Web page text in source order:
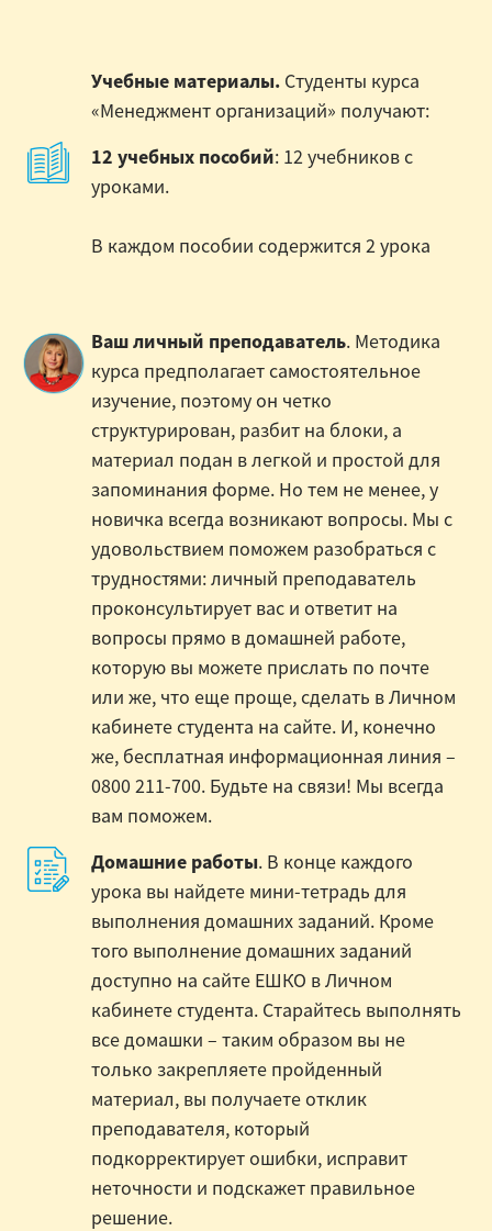
Учебные материалы. Студенты курса
«Менеджмент организаций» получают:
12 учебных пособий: 12 учебников с
уроками.
В каждом пособии содержится 2 урока
Ваш личный преподаватель. Методика
курса предполагает самостоятельное
изучение, поэтому он четко
структурирован, разбит на блоки, а
материал подан в легкой и простой для
запоминания форме. Но тем не менее, у
новичка всегда возникают вопросы. Мы с
удовольствием поможем разобраться с
трудностями: личный преподаватель
проконсультирует вас и ответит на
вопросы прямо в домашней работе,
которую вы можете прислать по почте
или же, что еще проще, сделать в Личном
кабинете студента на сайте. И, конечно
же, бесплатная информационная линия –
0800 211-700. Будьте на связи! Мы всегда
вам поможем.
Домашние работы. В конце каждого
урока вы найдете мини-тетрадь для
выполнения домашних заданий. Кроме
того выполнение домашних заданий
доступно на сайте ЕШКО в Личном
кабинете студента. Старайтесь выполнять
все домашки – таким образом вы не
только закрепляете пройденный
материал, вы получаете отклик
преподавателя, который
подкорректирует ошибки, исправит
неточности и подскажет правильное
решение.